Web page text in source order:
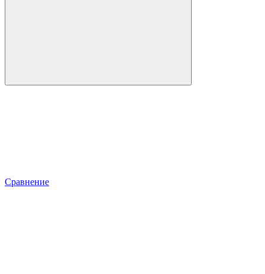
Сравнение